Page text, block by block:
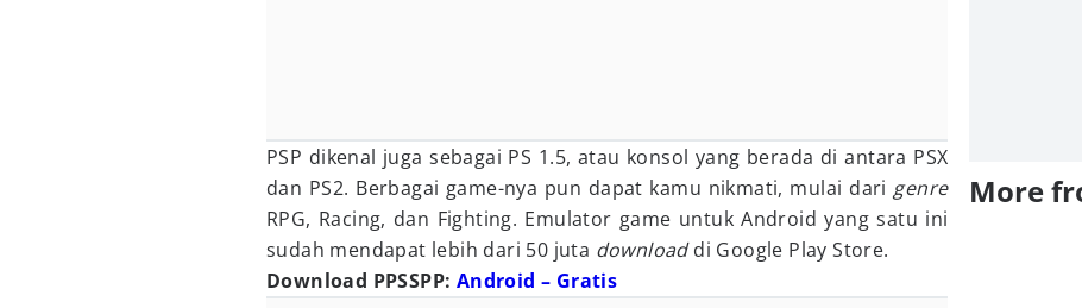
PSP dikenal juga sebagai PS 1.5, atau konsol yang berada di antara PSX
dan PS2. Berbagai game-nya pun dapat kamu nikmati, mulai dari genre
RPG, Racing, dan Fighting. Emulator game untuk Android yang satu ini
sudah mendapat lebih dari 50 juta downloaddi Google Play Store.
Download PPSSPP: Android – Gratis
More